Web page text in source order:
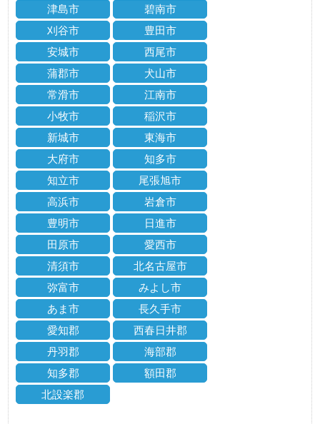
津島市
碧南市
刈谷市
豊田市
安城市
西尾市
蒲郡市
犬山市
常滑市
江南市
小牧市
稲沢市
新城市
東海市
大府市
知多市
知立市
尾張旭市
高浜市
岩倉市
豊明市
日進市
田原市
愛西市
清須市
北名古屋市
弥富市
みよし市
あま市
長久手市
愛知郡
西春日井郡
丹羽郡
海部郡
知多郡
額田郡
北設楽郡